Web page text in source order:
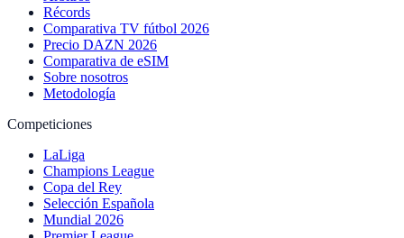
Récords
Comparativa TV fútbol 2026
Precio DAZN 2026
Comparativa de eSIM
Sobre nosotros
Metodología
Competiciones
LaLiga
Champions League
Copa del Rey
Selección Española
Mundial 2026